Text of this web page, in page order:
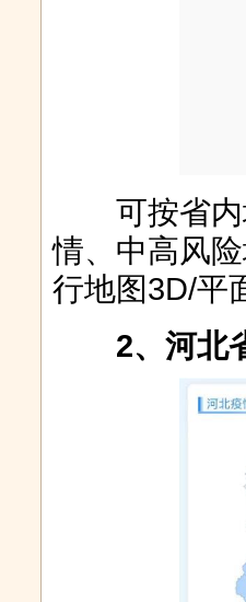
可按省内
情、中高风
行地图3D/平
2、河北省